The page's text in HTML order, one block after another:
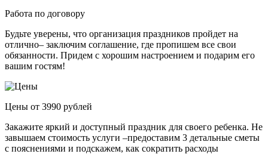
Работа по договору
Будьте уверены, что организация праздников пройдет на
отлично– заключим соглашение, где пропишем все свои
обязанности. Придем с хорошим настроением и подарим его
вашим гостям!
Цены от 3990 рублей
Закажите яркий и доступный праздник для своего ребенка. Не
завышаем стоимость услуги –предоставим 3 детальные сметы
с пояснениями и подскажем, как сократить расходы